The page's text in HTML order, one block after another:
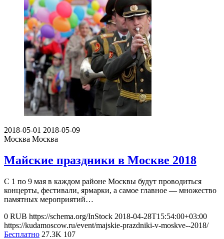
2018-05-01 2018-05-09
Москва Москва
Майские праздники в Москве 2018
С 1 по 9 мая в каждом районе Москвы будут проводиться
концерты, фестивали, ярмарки, а самое главное — множество
памятных мероприятий…
0 RUB https://schema.org/InStock 2018-04-28T15:54:00+03:00
https://kudamoscow.ru/event/majskie-prazdniki-v-moskve--2018/
Бесплатно 27.3K 107